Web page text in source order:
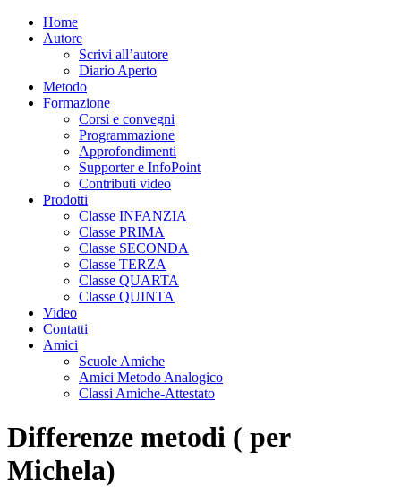
Home
Autore
Scrivi all’autore
Diario Aperto
Metodo
Formazione
Corsi e convegni
Programmazione
Approfondimenti
Supporter e InfoPoint
Contributi video
Prodotti
Classe INFANZIA
Classe PRIMA
Classe SECONDA
Classe TERZA
Classe QUARTA
Classe QUINTA
Video
Contatti
Amici
Scuole Amiche
Amici Metodo Analogico
Classi Amiche-Attestato
Differenze metodi ( per
Michela)